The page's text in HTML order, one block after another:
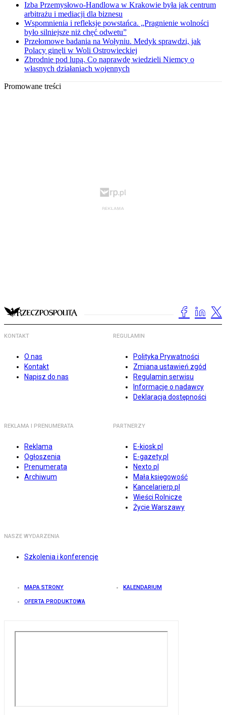
Izba Przemysłowo-Handlowa w Krakowie była jak centrum
arbitrażu i mediacji dla biznesu
Wspomnienia i refleksje powstańca. „Pragnienie wolności
było silniejsze niż chęć odwetu”
Przełomowe badania na Wołyniu. Medyk sprawdzi, jak
Polacy ginęli w Woli Ostrowieckiej
Zbrodnie pod lupą. Co naprawdę wiedzieli Niemcy o
własnych działaniach wojennych
Promowane treści
KONTAKT
O nas
Kontakt
Napisz do nas
REGULAMIN
Polityka Prywatności
Zmiana ustawień zgód
Regulamin serwisu
Informacje o nadawcy
Deklaracja dostępności
REKLAMA I PRENUMERATA
Reklama
Ogłoszenia
Prenumerata
Archiwum
PARTNERZY
E-kiosk.pl
E-gazety.pl
Nexto.pl
Mała księgowość
Kancelarierp.pl
Wieści Rolnicze
Życie Warszawy
NASZE WYDARZENIA
Szkolenia i konferencje
MAPA STRONY KALENDARIUM
OFERTA PRODUKTOWA